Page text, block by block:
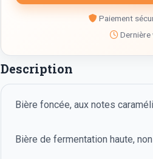
Paiement
Description
Bière foncée, aux notes
Bière de fermentation haute,